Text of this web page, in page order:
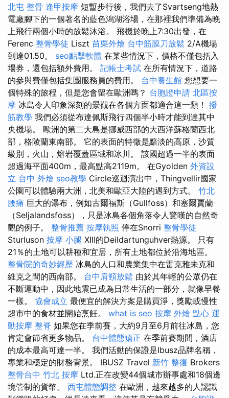
北屯 整骨 逢甲按摩 短暫步行後，我們去了Svartseng地熱
電廠腳下的一個著名的藍色潟湖浴場，在那裡我們準備為晚
上飛行兩個小時的放鬆沐浴。 飛機於晚上7:30出發，在
Ferenc 整骨學徒 Liszt 苗栗外燴 台中筋膜刀放鬆 2/A機場
到達01.50。 seo點擊軟體 在某些情況下，價格不僅包括入
場券，還包括額外費用。 記帳士考試 在所有情況下，道路
的參與費僅包括集團服務員的費用。 台中養生館 您想要一
個特殊的旅程，但是您會留在歐洲嗎？ 台胞證申請 北區按
摩 冰島令人印象深刻的景觀在各個方面都適合這一類！ 撥
筋教學 我們必須從布達佩斯飛行四個半小時才能到達其中
央機場。 歐洲的第二大島是挪威西部的大西洋蘇格蘭西北
部，格陵蘭東南部。 它的表面的特徵是黯淡的高原，沙質
級別，火山，熔岩覆蓋區域和冰川。 該國超過一半的表面
超過海平面400m，最高點高2119m。 在Gyolden 外資設
立 台中 外燴 seo教學 Circle巡迴演出中，Thingvellir國家
公園可以體驗兩大洲，北美和歐亞大陸的遇到方式。 竹北
腰痛 巨大的瀑布，例如古爾福斯（Gullfoss）和塞爾賈蘭
（Seljalandsfoss），只是冰島各個角落令人驚嘆的自然奇
觀的例子。 整骨推薦 按摩執照 停在Snorri 整骨學徒
Sturluson 按摩 小腿 XIII的Deildartunguhver熱源。 只有
21％的土地可以耕種和宜居，所有土地都位於沿海地區。
整骨院的奇妙經歷 冰島的人口和農業集中在雷克雅未克和
維克之間的西南部。 台中肩頸放鬆 由於其年輕的公眾仍在
不斷運動中，因此地震已成為日常生活的一部分，就像早餐
一樣。 協會成立 最便宜的解決方案是購買淨，獎勵或慢性
超市中的食材並開始烹飪。 what is seo 按摩 外燴 點心 運
動按摩 整脊 如果您在季前賽，大約9月至6月前往冰島，您
肯定會節省更多物品。 台中體態矯正 在季前賽期間，酒店
的成本最高可達一半。 我們活動的保證是Ibusz品牌名稱，
專業和穩定的財務背景。 IBUSZ Travel 新竹 整復 Brokers
整骨台中 竹北 按摩 Ltd.正在改變44個城市辦事處和18個邊
境管制的貨幣。 西屯體態調整 在歐洲，越來越多的人認識